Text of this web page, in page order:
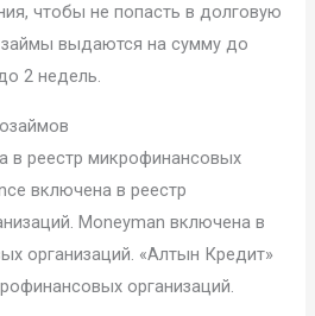
чтобы не попасть в долговую
займы выдаются на сумму до
2 недель.
в реестр микрофинансовых
включена в реестр
Moneyman включена в
организаций. «Алтын Кредит»
организаций.